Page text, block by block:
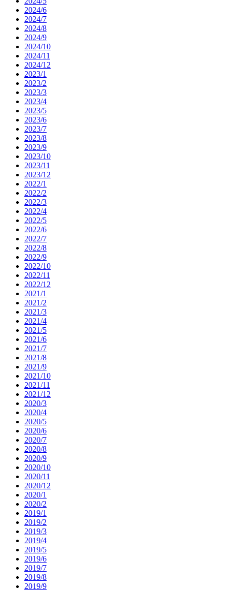
2024/6
2024/7
2024/8
2024/9
2024/10
2024/11
2024/12
2023/1
2023/2
2023/3
2023/4
2023/5
2023/6
2023/7
2023/8
2023/9
2023/10
2023/11
2023/12
2022/1
2022/2
2022/3
2022/4
2022/5
2022/6
2022/7
2022/8
2022/9
2022/10
2022/11
2022/12
2021/1
2021/2
2021/3
2021/4
2021/5
2021/6
2021/7
2021/8
2021/9
2021/10
2021/11
2021/12
2020/3
2020/4
2020/5
2020/6
2020/7
2020/8
2020/9
2020/10
2020/11
2020/12
2020/1
2020/2
2019/1
2019/2
2019/3
2019/4
2019/5
2019/6
2019/7
2019/8
2019/9